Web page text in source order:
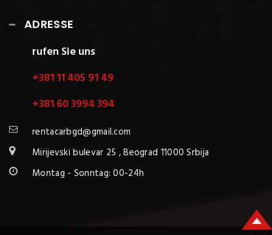
ADRESSE
rufen Sie uns
+381 11 405 91 49
+381 60 3994 394
rentacarbgd@gmail.com
Mirijevski bulevar 25 , Beograd 11000 Srbija
Montag - Sonntag: 00-24h